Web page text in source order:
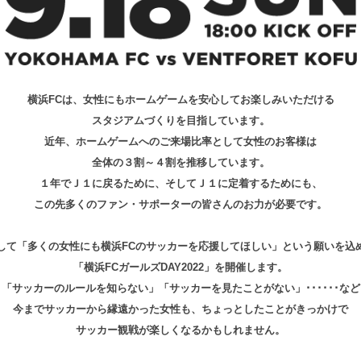
横浜FCは、女性にもホームゲームを安心してお楽しみいただける
スタジアムづくりを目指しています。
近年、ホームゲームへのご来場比率として女性のお客様は
全体の３割～４割を推移しています。
１年でＪ１に戻るために、そしてＪ１に定着するためにも、
この先多くのファン・サポーターの皆さんのお力が必要です。
て「多くの女性にも横浜FCのサッカーを応援してほしい」という願いを込
「横浜FCガールズDAY2022」を開催します。
「サッカーのルールを知らない」「サッカーを見たことがない」･･････など
今までサッカーから縁遠かった女性も、ちょっとしたことがきっかけで
サッカー観戦が楽しくなるかもしれません。